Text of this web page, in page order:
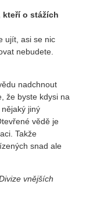
kteří o stážích
ujít, asi se nic
nebudete.
nadchnout
že byste kdysi na
jiný
vědě je
Takže
snad ale
vnějších